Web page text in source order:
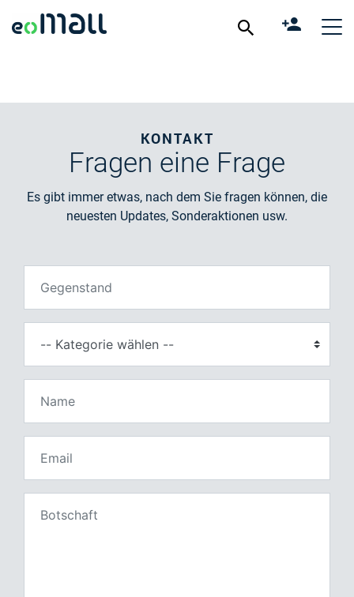
KONTAKT
Fragen eine Frage
Es gibt immer etwas, nach dem Sie fragen können, die
neuesten Updates, Sonderaktionen usw.